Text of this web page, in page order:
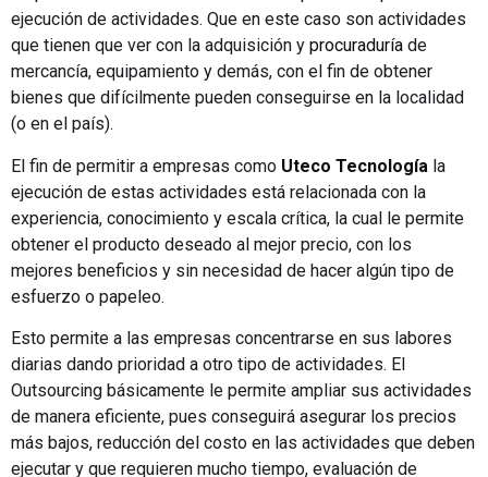
ejecución de actividades. Que en este caso son actividades
que tienen que ver con la adquisición y procuraduría de
mercancía, equipamiento y demás, con el fin de obtener
bienes que difícilmente pueden conseguirse en la localidad
(o en el país).
El fin de permitir a empresas como Uteco Tecnología la
ejecución de estas actividades está relacionada con la
experiencia, conocimiento y escala crítica, la cual le permite
obtener el producto deseado al mejor precio, con los
mejores beneficios y sin necesidad de hacer algún tipo de
esfuerzo o papeleo.
Esto permite a las empresas concentrarse en sus labores
diarias dando prioridad a otro tipo de actividades. El
Outsourcing básicamente le permite ampliar sus actividades
de manera eficiente, pues conseguirá asegurar los precios
más bajos, reducción del costo en las actividades que deben
ejecutar y que requieren mucho tiempo, evaluación de